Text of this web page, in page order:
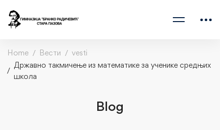
Home Вести
vesti
Државно такмичење из математике за ученике средњих
школа
Blog